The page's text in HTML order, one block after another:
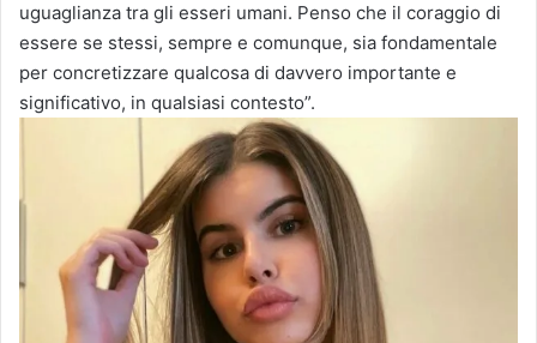
uguaglianza tra gli esseri umani. Penso che il coraggio di
essere se stessi, sempre e comunque, sia fondamentale
per concretizzare qualcosa di davvero importante e
significativo, in qualsiasi contesto”.